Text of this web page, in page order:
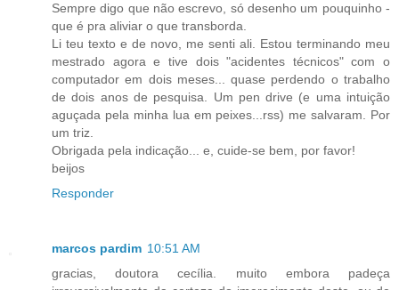
Sempre digo que não escrevo, só desenho um pouquinho -
que é pra aliviar o que transborda.
Li teu texto e de novo, me senti ali. Estou terminando meu
mestrado agora e tive dois "acidentes técnicos" com o
computador em dois meses... quase perdendo o trabalho
de dois anos de pesquisa. Um pen drive (e uma intuição
aguçada pela minha lua em peixes...rss) me salvaram. Por
um triz.
Obrigada pela indicação... e, cuide-se bem, por favor!
beijos
Responder
marcos pardim 10:51 AM
gracias, doutora cecília. muito embora padeça